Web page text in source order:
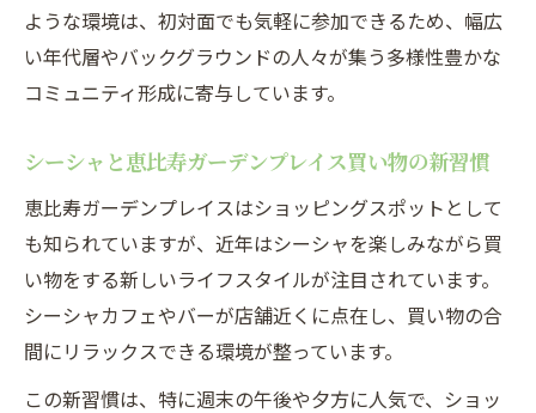
ような環境は、初対面でも気軽に参加できるため、幅広
い年代層やバックグラウンドの人々が集う多様性豊かな
コミュニティ形成に寄与しています。
シーシャと恵比寿ガーデンプレイス買い物の新習慣
恵比寿ガーデンプレイスはショッピングスポットとして
も知られていますが、近年はシーシャを楽しみながら買
い物をする新しいライフスタイルが注目されています。
シーシャカフェやバーが店舗近くに点在し、買い物の合
間にリラックスできる環境が整っています。
この新習慣は、特に週末の午後や夕方に人気で、ショッ